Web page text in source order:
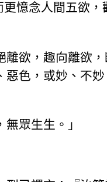
憶念人間五欲，
欲，趣向離欲
色，或妙、不妙
眾生生。」